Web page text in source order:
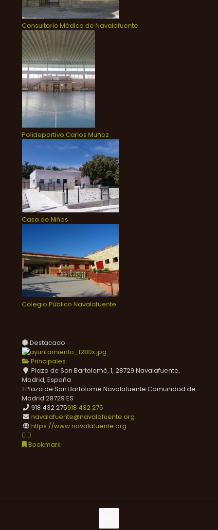
Consultorio Médico de Navalafuente
Polideportivo Carlos Muñoz
Casa de Niños
Colegio Público Navalafuente
Destacado
Principales
Plaza de San Bartolomé, 1, 28729 Navalafuente,
Madrid, España
1 Plaza de San Bartolomé Navalafuente Comunidad de
Madrid 28729 ES
918 432 275918 432 275
navalafuente@navalafuente.org
https://www.navalafuente.org
Bookmark